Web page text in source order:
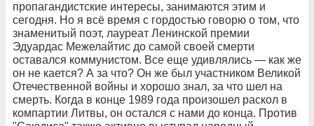
пропагандистские интересы, занимаются этим и
сегодня. Но я всё время с гордостью говорю о том, что
знаменитый поэт, лауреат Ленинской премии
Эдуардас Межелайтис до самой своей смерти
оставался коммунистом. Все еще удивлялись — как же
он не кается? А за что? Он же был участником Великой
Отечественной войны и хорошо знал, за что шел на
смерть. Когда в конце 1989 года произошел раскол в
компартии Литвы, он остался с нами до конца. Против